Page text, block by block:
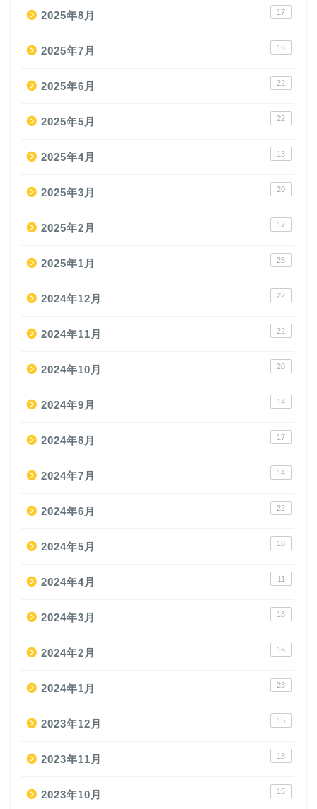
2025年8月 17
2025年7月 16
2025年6月 22
2025年5月 22
2025年4月 13
2025年3月 20
2025年2月 17
2025年1月 25
2024年12月 22
2024年11月 22
2024年10月 20
2024年9月 14
2024年8月 17
2024年7月 14
2024年6月 22
2024年5月 18
2024年4月 11
2024年3月 18
2024年2月 16
2024年1月 23
2023年12月 15
2023年11月 18
2023年10月 15